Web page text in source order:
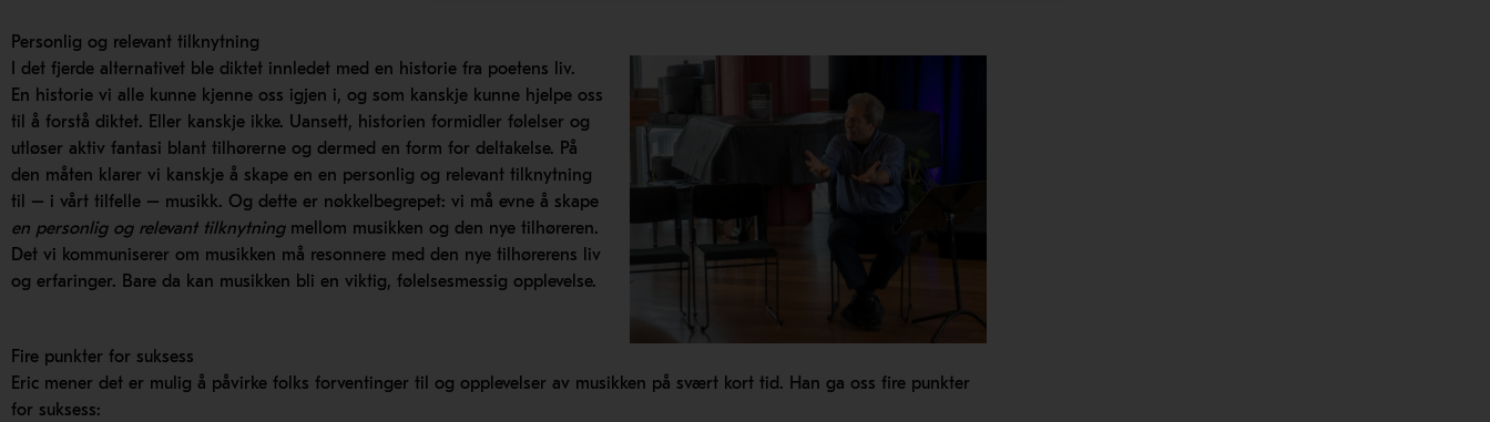
Personlig og relevant tilknytning
I det fjerde alternativet ble diktet innledet med en historie fra poetens liv.
En historie vi alle kunne kjenne oss igjen i, og som kanskje kunne hjelpe oss
til å forstå diktet. Eller kanskje ikke. Uansett, historien formidler følelser og
utløser aktiv fantasi blant tilhørerne og dermed en form for deltakelse. På
den måten klarer vi kanskje å skape en en personlig og relevant tilknytning
til – i vårt tilfelle – musikk. Og dette er nøkkelbegrepet: vi må evne å skape
en personlig og relevant tilknytningmellom musikken og den nye tilhøreren.
Det vi kommuniserer om musikken må resonnere med den nye tilhørerens liv
og erfaringer. Bare da kan musikken bli en viktig, følelsesmessig opplevelse.
Fire punkter for suksess
Eric mener det er mulig å påvirke folks forventinger til og opplevelser av musikken på svært kort tid. Han ga oss fire punkter
for suksess: